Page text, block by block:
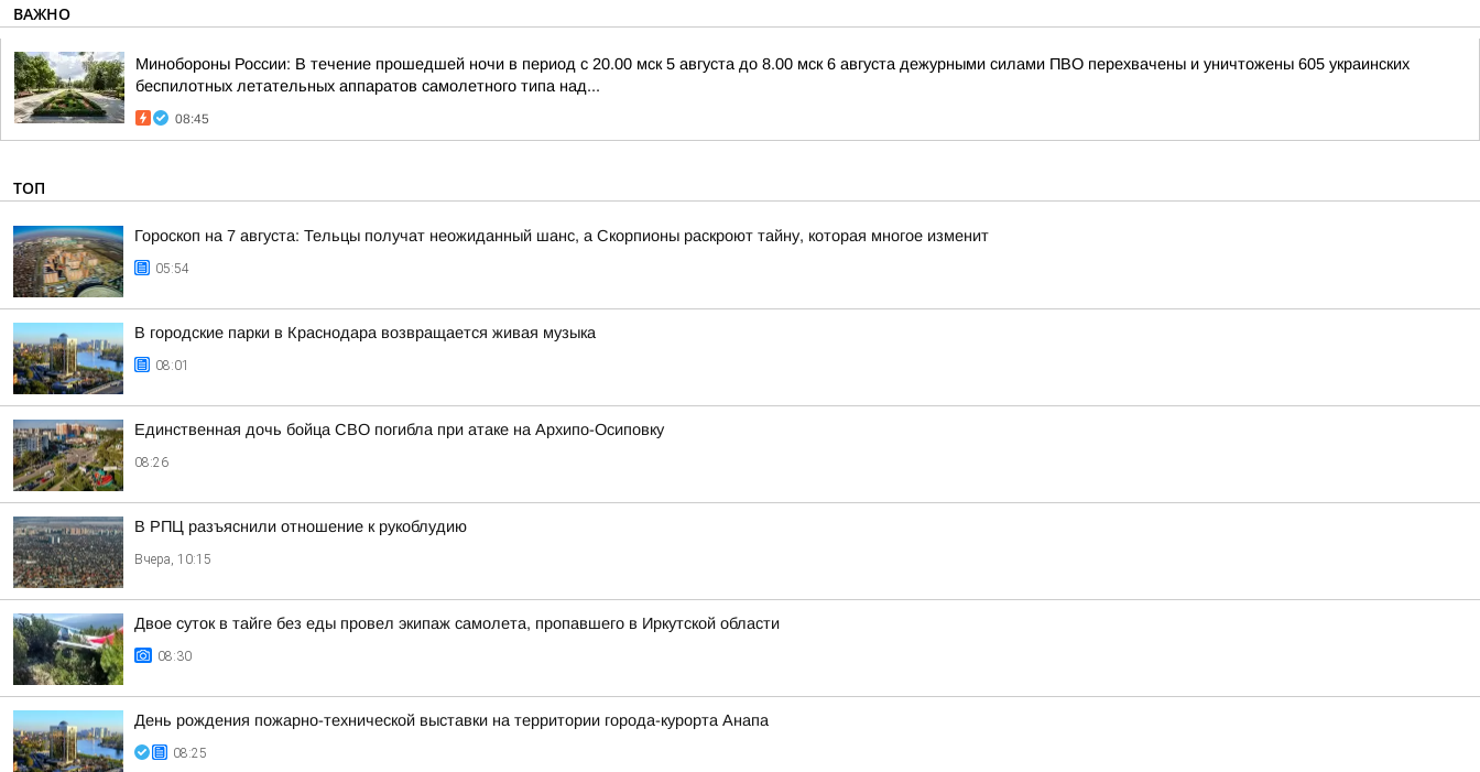
ВАЖНО
Минобороны России: В течение прошедшей ночи в период с 20.00 мск 5 августа до 8.00 мск 6 августа дежурными силами ПВО перехвачены и уничтожены 605 украинских
беспилотных летательных аппаратов самолетного типа над...
08:45
ТОП
Гороскоп на 7 августа: Тельцы получат неожиданный шанс, а Скорпионы раскроют тайну, которая многое изменит
05:54
В городские парки в Краснодара возвращается живая музыка
08:01
Единственная дочь бойца СВО погибла при атаке на Архипо-Осиповку
08:26
В РПЦ разъяснили отношение к рукоблудию
Вчера, 10:15
Двое суток в тайге без еды провел экипаж самолета, пропавшего в Иркутской области
08:30
День рождения пожарно-технической выставки на территории города-курорта Анапа
08:25